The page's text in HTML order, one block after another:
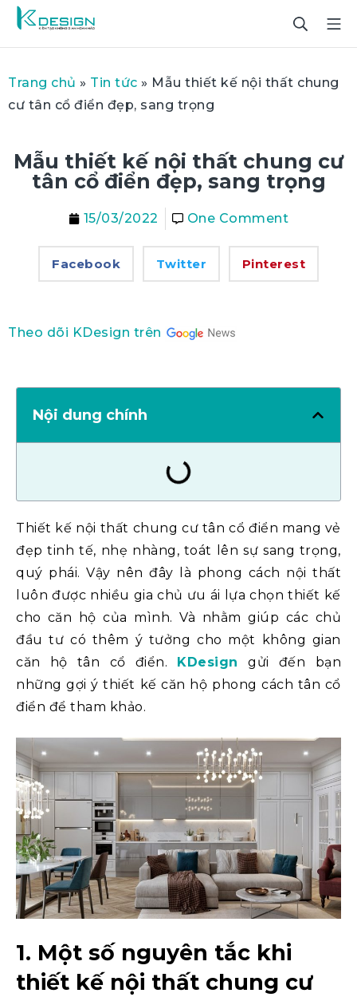
Trang chủ » Tin tức » Mẫu thiết kế nội thất chung
cư tân cổ điển đẹp, sang trọng
Mẫu thiết kế nội thất chung cư
tân cổ điển đẹp, sang trọng
15/03/2022 One Comment
Facebook Twitter Pinterest
Theo dõi KDesign trên
Nội dung chính
Thiết kế nội thất chung cư tân cổ điển mang vẻ
đẹp tinh tế, nhẹ nhàng, toát lên sự sang trọng,
quý phái. Vậy nên đây là phong cách nội thất
luôn được nhiều gia chủ ưu ái lựa chọn thiết kế
cho căn hộ của mình. Và nhằm giúp các chủ
đầu tư có thêm ý tưởng cho một không gian
căn hộ tân cổ điển. KDesign
gửi đến bạn
những gợi ý thiết kế căn hộ phong cách tân cổ
điển để tham khảo.
1. Một số nguyên tắc khi
thiết kế nội thất chung cư